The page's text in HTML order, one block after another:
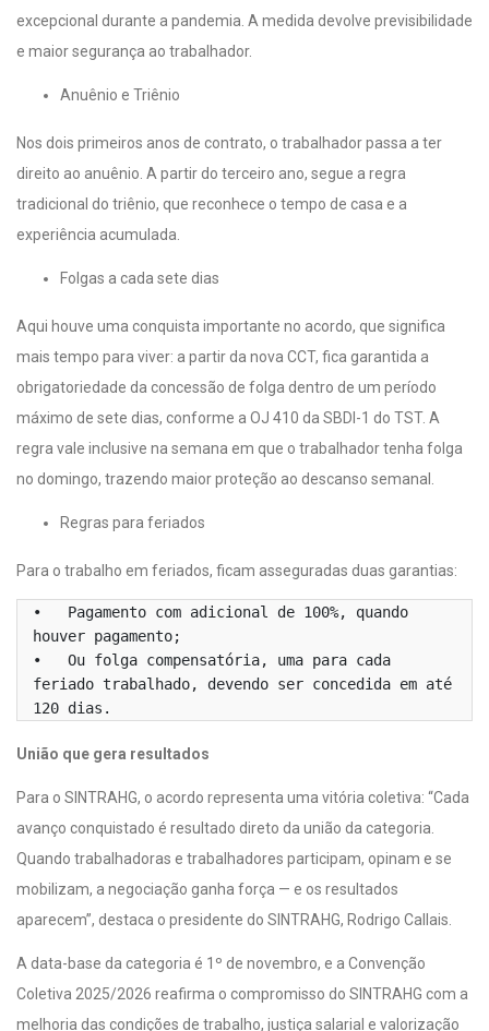
excepcional durante a pandemia. A medida devolve previsibilidade
e maior segurança ao trabalhador.
Anuênio e Triênio
Nos dois primeiros anos de contrato, o trabalhador passa a ter
direito ao anuênio. A partir do terceiro ano, segue a regra
tradicional do triênio, que reconhece o tempo de casa e a
experiência acumulada.
Folgas a cada sete dias
Aqui houve uma conquista importante no acordo, que significa
mais tempo para viver: a partir da nova CCT, fica garantida a
obrigatoriedade da concessão de folga dentro de um período
máximo de sete dias, conforme a OJ 410 da SBDI-1 do TST. A
regra vale inclusive na semana em que o trabalhador tenha folga
no domingo, trazendo maior proteção ao descanso semanal.
Regras para feriados
Para o trabalho em feriados, ficam asseguradas duas garantias:
•   Pagamento com adicional de 100%, quando
houver pagamento;
•   Ou folga compensatória, uma para cada
feriado trabalhado, devendo ser concedida em até
120 dias.
União que gera resultados
Para o SINTRAHG, o acordo representa uma vitória coletiva: “Cada
avanço conquistado é resultado direto da união da categoria.
Quando trabalhadoras e trabalhadores participam, opinam e se
mobilizam, a negociação ganha força — e os resultados
aparecem”, destaca o presidente do SINTRAHG, Rodrigo Callais.
A data-base da categoria é 1º de novembro, e a Convenção
Coletiva 2025/2026 reafirma o compromisso do SINTRAHG com a
melhoria das condições de trabalho, justiça salarial e valorização